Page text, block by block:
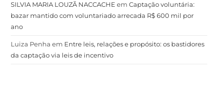
SILVIA MARIA LOUZÃ NACCACHE emCaptação voluntária:
bazar mantido com voluntariado arrecada R$ 600 mil por
ano
Luiza Penha em Entre leis, relações e propósito: os bastidores
da captação via leis de incentivo